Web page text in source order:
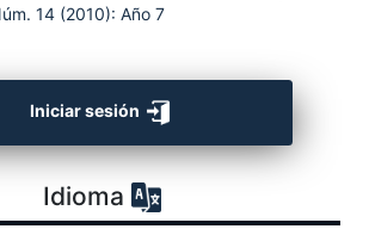
14 (2010): Año 7
Iniciar sesión
Idioma